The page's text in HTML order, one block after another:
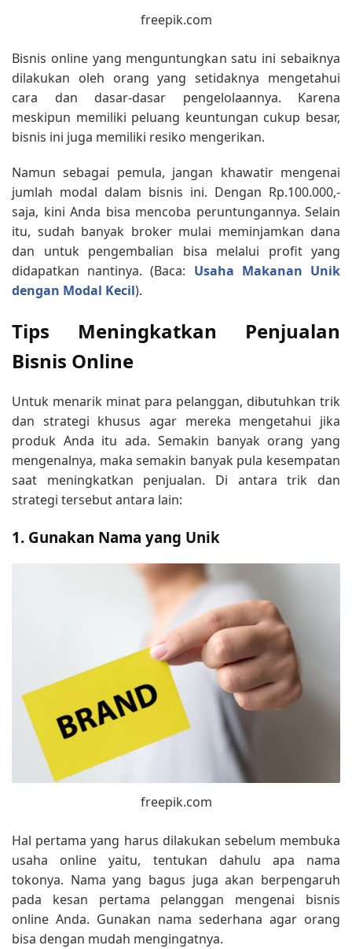
freepik.com
Bisnis online yang menguntungkan satu ini sebaiknya
dilakukan oleh orang yang setidaknya mengetahui
cara dan dasar-dasar pengelolaannya. Karena
meskipun memiliki peluang keuntungan cukup besar,
bisnis ini juga memiliki resiko mengerikan.
Namun sebagai pemula, jangan khawatir mengenai
jumlah modal dalam bisnis ini. Dengan Rp.100.000,-
saja, kini Anda bisa mencoba peruntungannya. Selain
itu, sudah banyak broker mulai meminjamkan dana
dan untuk pengembalian bisa melalui profit yang
didapatkan nantinya. (Baca: Usaha Makanan Unik
dengan Modal Kecil).
Tips Meningkatkan Penjualan
Bisnis Online
Untuk menarik minat para pelanggan, dibutuhkan trik
dan strategi khusus agar mereka mengetahui jika
produk Anda itu ada. Semakin banyak orang yang
mengenalnya, maka semakin banyak pula kesempatan
saat meningkatkan penjualan. Di antara trik dan
strategi tersebut antara lain:
1. Gunakan Nama yang Unik
freepik.com
Hal pertama yang harus dilakukan sebelum membuka
usaha online yaitu, tentukan dahulu apa nama
tokonya. Nama yang bagus juga akan berpengaruh
pada kesan pertama pelanggan mengenai bisnis
online Anda. Gunakan nama sederhana agar orang
bisa dengan mudah mengingatnya.